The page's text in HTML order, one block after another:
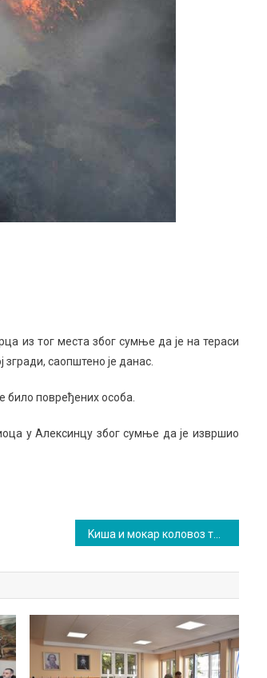
из тог места због сумње да је на тераси
згради, саопштено је данас.
било повређених особа.
у Алексинцу због сумње да је извршио